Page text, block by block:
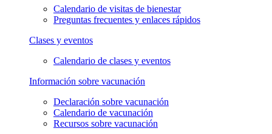
Calendario de visitas de bienestar
Preguntas frecuentes y enlaces rápidos
Clases y eventos
Calendario de clases y eventos
Información sobre vacunación
Declaración sobre vacunación
Calendario de vacunación
Recursos sobre vacunación